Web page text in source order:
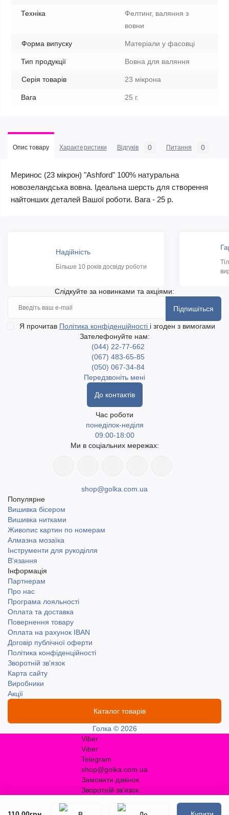
Техніка
Фелтинг, валяння з
вовни
Форма випуску Матеріали у фасовці
Тип продукції Вовна для валяння
Серія товарів 23 мікрона
Вага 25 г.
Опис товару Характеристики Відгуків 0 Питання 0
Меринос (23 мікрон) "Ashford" 100% натуральна
новозеландська вовна. Ідеальна шерсть для створення
найтонших деталей Вашої роботи. Вага - 25 р.
Надійність
Більше 10 років досвіду роботи
Слідкуйте за новинками та акціями:
Підпишіться
Я прочитав Політика конфіденційності і згоден з вимогами
Зателефонуйте нам:
(044) 22-77-662
(067) 483-65-85
(050) 067-34-84
Передзвоніть мені
До контактів
Час роботи
понеділок-неділя
09:00-18:00
Ми в соціальних мережах:
shop@golka.com.ua
Популярне
Вишивка бісером
Вишивка нитками
Живопис картин по номерам
Алмазна мозаїка
Інструменти для рукоділля
В'язання
Інформація
Партнерам
Про нас
Програма лояльності
Оплата та доставка
Повернення товару
Оплата на рахунок IBAN
Договір публічної оферти
Політика конфіденційності
Зворотній зв'язок
Карта сайту
Виробники
Акції
Каталог товарів
Голка © 2026
Viber
Viber
Telegram
shop@golka.com.ua
Замовити дзвінок
Зворотній зв'язок